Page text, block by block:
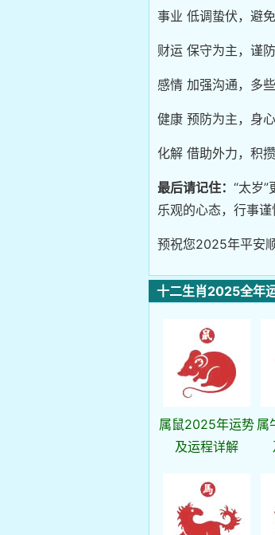
事业 低调蛰伏，避
财运 保守为主，谨
感情 加强沟通，多
健康 预防为主，身
化解 借助外力，积
最后请记住： “太岁
乐观的心态，行事
预祝您2025年平安
十二生肖2025全年
属鼠2025年运势
及运程详解
属